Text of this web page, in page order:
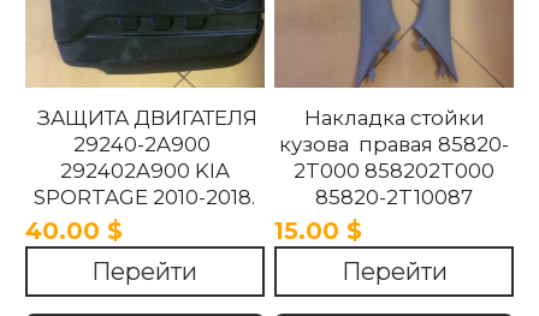
ЗАЩИТА ДВИГАТЕЛЯ
29240-2A900
292402A900 KIA
SPORTAGE 2010-2018.
40.00 $
Перейти
Накладка стойки
кузова правая 85820-
2T000 858202T000
85820-2T10087
858202T10087 85820-
2T100UP
858202T100UP Kia
Optima 2010 -2015
15.00 $
Перейти